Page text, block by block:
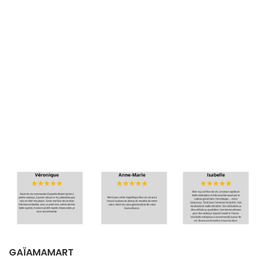
GAÏAMAMART